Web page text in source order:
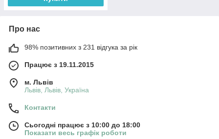
Про нас
98% позитивних з 231 відгука за рік
Працює з 19.11.2015
м. Львів
Львів, Львів, Україна
Контакти
Сьогодні працює з 10:00 до 18:00
Показати весь графік роботи